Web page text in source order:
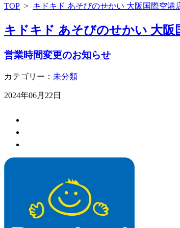
TOP > キドキド あそびのせかい 大阪国際空港
キドキド あそびのせかい 大阪
営業時間変更のお知らせ
カテゴリー： 未分類
2024年06月22日